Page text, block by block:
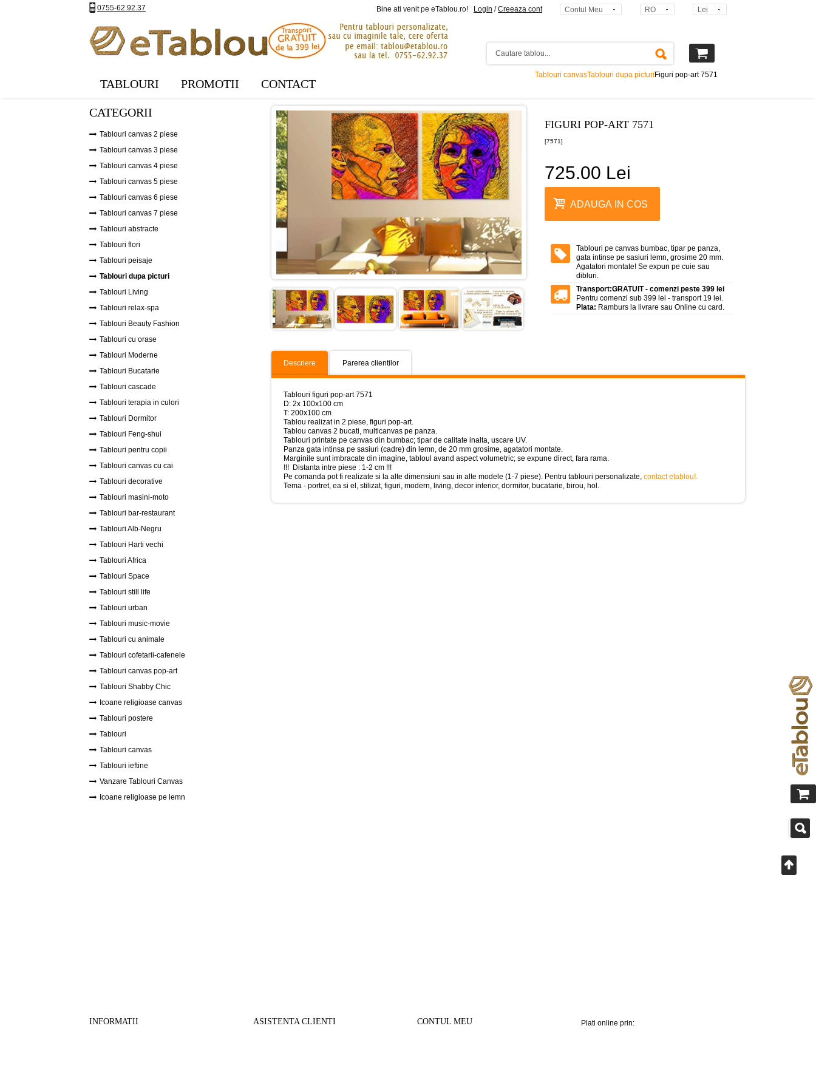
0755-62.92.37 Bine ati venit pe eTablou.ro! Login /Creeaza cont Contul Meu RO Lei
TABLOURI PROMOTII CONTACT
Tablouri canvasTablouri dupa picturi Figuri pop-art 7571
FIGURI POP-ART 7571
[7571]
725.00 Lei
ADAUGA IN COS
Tablouri pe canvas bumbac, tipar pe panza,
gata intinse pe sasiuri lemn, grosime 20 mm.
Agatatori montate! Se expun pe cuie sau
dibluri.
Transport:GRATUIT - comenzi peste 399 lei
Pentru comenzi sub 399 lei - transport 19 lei.
Plata: Ramburs la livrare sau Online cu card.
Descriere Parerea clientilor
Tablouri figuri pop-art 7571
D: 2x 100x100 cm
T: 200x100 cm
Tablou realizat in 2 piese, figuri pop-art.
Tablou canvas 2 bucati, multicanvas pe panza.
Tablouri printate pe canvas din bumbac; tipar de calitate inalta, uscare UV.
Panza gata intinsa pe sasiuri (cadre) din lemn, de 20 mm grosime, agatatori montate.
Marginile sunt imbracate din imagine, tabloul avand aspect volumetric; se expune direct, fara rama.
!!! Distanta intre piese : 1-2 cm !!!
Pe comanda pot fi realizate si la alte dimensiuni sau in alte modele (1-7 piese). Pentru tablouri personalizate, contact etablou!.
Tema - portret, ea si el, stilizat, figuri, modern, living, decor interior, dormitor, bucatarie, birou, hol.
CATEGORII
Tablouri canvas 2 piese
Tablouri canvas 3 piese
Tablouri canvas 4 piese
Tablouri canvas 5 piese
Tablouri canvas 6 piese
Tablouri canvas 7 piese
Tablouri abstracte
Tablouri flori
Tablouri peisaje
Tablouri dupa picturi
Tablouri Living
Tablouri relax-spa
Tablouri Beauty Fashion
Tablouri cu orase
Tablouri Moderne
Tablouri Bucatarie
Tablouri cascade
Tablouri terapia in culori
Tablouri Dormitor
Tablouri Feng-shui
Tablouri pentru copii
Tablouri canvas cu cai
Tablouri decorative
Tablouri masini-moto
Tablouri bar-restaurant
Tablouri Alb-Negru
Tablouri Harti vechi
Tablouri Africa
Tablouri Space
Tablouri still life
Tablouri urban
Tablouri music-movie
Tablouri cu animale
Tablouri cofetarii-cafenele
Tablouri canvas pop-art
Tablouri Shabby Chic
Icoane religioase canvas
Tablouri postere
Tablouri
Tablouri canvas
Tablouri ieftine
Vanzare Tablouri Canvas
Icoane religioase pe lemn
INFORMATII ASISTENTA CLIENTI CONTUL MEU Plati online prin: